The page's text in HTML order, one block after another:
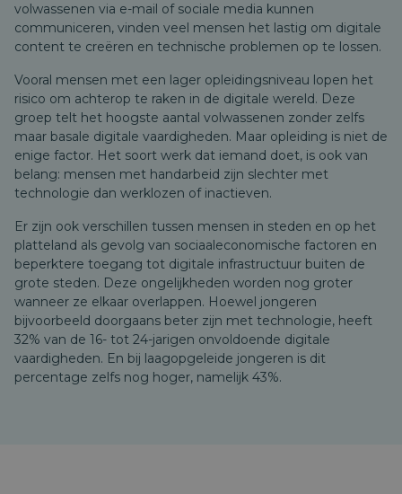
volwassenen via e-mail of sociale media kunnen
communiceren, vinden veel mensen het lastig om digitale
content te creëren en technische problemen op te lossen.
Vooral mensen met een lager opleidingsniveau lopen het
risico om achterop te raken in de digitale wereld. Deze
groep telt het hoogste aantal volwassenen zonder zelfs
maar basale digitale vaardigheden. Maar opleiding is niet de
enige factor. Het soort werk dat iemand doet, is ook van
belang: mensen met handarbeid zijn slechter met
technologie dan werklozen of inactieven.
Er zijn ook verschillen tussen mensen in steden en op het
platteland als gevolg van sociaaleconomische factoren en
beperktere toegang tot digitale infrastructuur buiten de
grote steden. Deze ongelijkheden worden nog groter
wanneer ze elkaar overlappen. Hoewel jongeren
bijvoorbeeld doorgaans beter zijn met technologie, heeft
32% van de 16- tot 24-jarigen onvoldoende digitale
vaardigheden. En bij laagopgeleide jongeren is dit
percentage zelfs nog hoger, namelijk 43%.